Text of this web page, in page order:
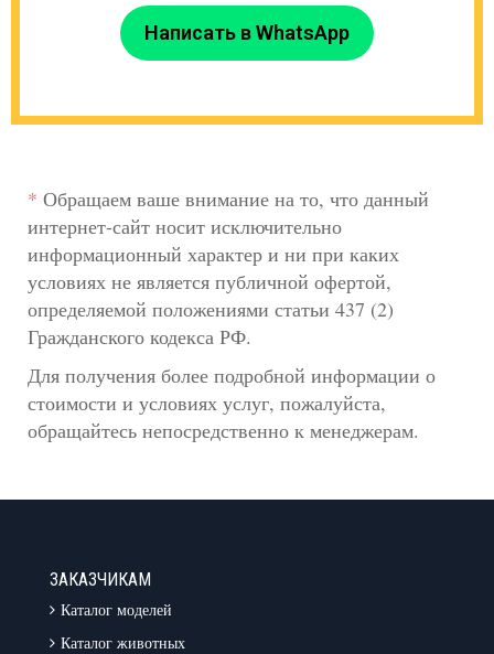
Написать в WhatsApp
* Обращаем ваше внимание на то, что данный
интернет-сайт носит исключительно
информационный характер и ни при каких
условиях не является публичной офертой,
определяемой положениями статьи 437 (2)
Гражданского кодекса РФ.
Для получения более подробной информации о
стоимости и условиях услуг, пожалуйста,
обращайтесь непосредственно к менеджерам.
ЗАКАЗЧИКАМ
Каталог моделей
Каталог животных